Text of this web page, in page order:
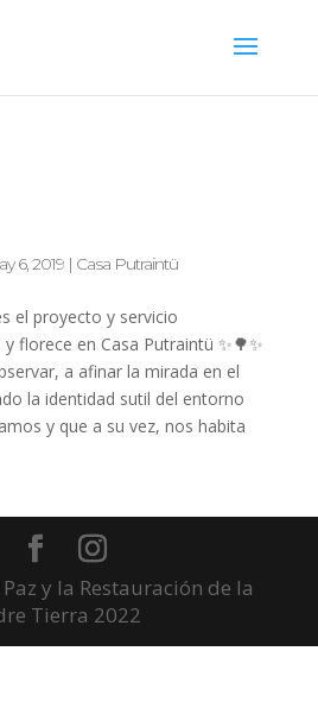
6, 2019| Casa Putraintü
el proyecto y servicio
florece en Casa Putraintü ✨🌳✨
a afinar la mirada en el
la identidad sutil del entorno
y que a su vez, nos habita
y la Restauración de la
Tierra 2022